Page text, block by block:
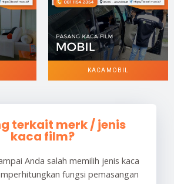
KACA MOBIL
terkait merk / jenis
kaca film?
Anda salah memilih jenis kaca
fungsi pemasangan